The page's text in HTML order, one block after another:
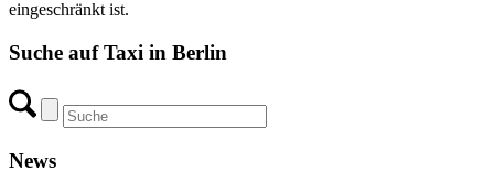
eingeschränkt ist.
Suche auf Taxi in Berlin
News